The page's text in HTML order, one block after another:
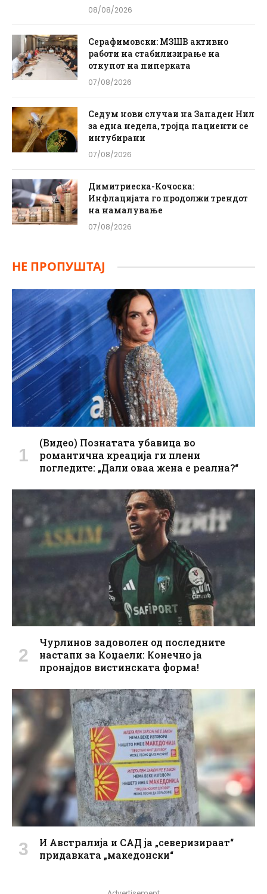
08/08/2026
Серафимовски: МЗШВ активно
работи на стабилизирање на
откупот на пиперката
07/08/2026
Седум нови случаи на Западен Нил
за една недела, тројца пациенти се
интубирани
07/08/2026
Димитриеска-Кочоска:
Инфлацијата го продолжи трендот
на намалување
07/08/2026
НЕ ПРОПУШТАЈ
(Видео) Познатата убавица во
романтична креација ги плени
погледите: „Дали оваа жена е реална?“
Чурлинов задоволен од последните
настапи за Коџаели: Конечно ја
пронајдов вистинската форма!
И Австралија и САД ја „северизираат“
придавката „македонски“